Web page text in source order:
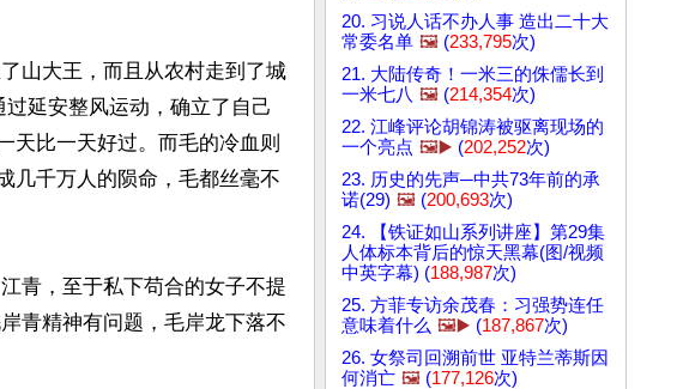
山大王，而且从农村走到了城
延安整风运动，确立了自己
天比一天好过。而毛的冷血则
几千万人的陨命，毛都丝毫不
青，至于私下苟合的女子不提
青精神有问题，毛岸龙下落不
20. 习说人话不办人事 造出二十大
常委名单 🖼️ (233,795次)
21. 大陆传奇！一米三的侏儒长到
一米七八 🖼️ (214,354次)
22. 江峰评论胡锦涛被驱离现场的
一个亮点 🖼️▶️ (202,252次)
23. 历史的先声─中共73年前的承
诺(29) 🖼️ (200,693次)
24. 【铁证如山系列讲座】第29集
人体标本背后的惊天黑幕(图/视频
中英字幕) (188,987次)
25. 方菲专访余茂春：习强势连任
意味着什么 🖼️▶️ (187,867次)
26. 女祭司回溯前世 亚特兰蒂斯因
何消亡 🖼️ (177,126次)